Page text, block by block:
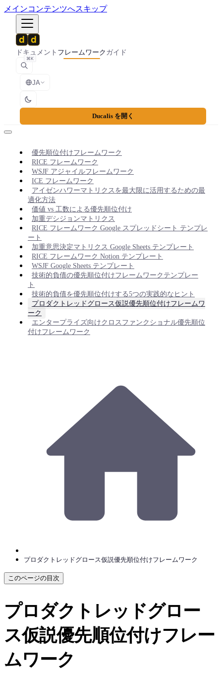
メインコンテンツへスキップ
ドキュメント フレームワークガイド
⌘K
JA
Ducalis を開く
優先順位付けフレームワーク
RICE フレームワーク
WSJF アジャイルフレームワーク
ICE フレームワーク
アイゼンハワーマトリクスを最大限に活用するための最
適化方法
価値 vs 工数による優先順位付け
加重デシジョンマトリクス
RICE フレームワーク Google スプレッドシート テンプレ
ート
加重意思決定マトリクス Google Sheets テンプレート
RICE フレームワーク Notion テンプレート
WSJF Google Sheets テンプレート
技術的負債の優先順位付けフレームワークテンプレー
ト
技術的負債を優先順位付けする5つの実践的なヒント
プロダクトレッドグロース仮説優先順位付けフレームワ
ーク
エンタープライズ向けクロスファンクショナル優先順位
付けフレームワーク
プロダクトレッドグロース仮説優先順位付けフレームワーク
このページの目次
プロダクトレッドグロー
ス仮説優先順位付けフレー
ムワーク